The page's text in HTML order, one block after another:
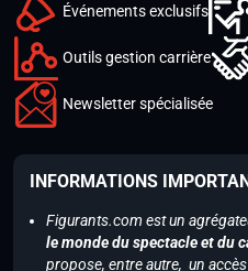
Événements exclusifs
Outils gestion carrière
Newsletter spécialisée
INFORMATIONS
Figurants.com est un
le monde du spectacle et du
propose, entre autre, un